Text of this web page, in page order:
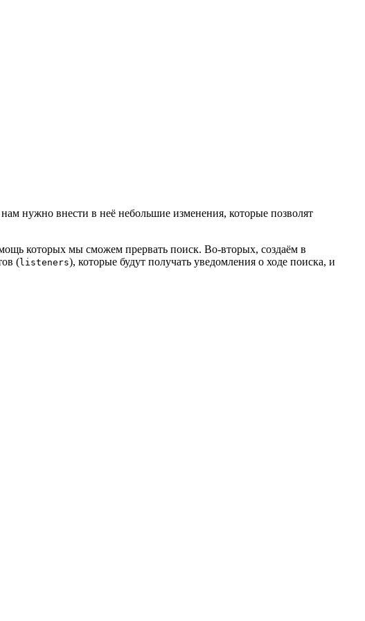
нужно внести в неё небольшие изменения, которые позволят
которых мы сможем прервать поиск. Во-вторых, создаём в
(listeners), которые будут получать уведомления о ходе поиска, и